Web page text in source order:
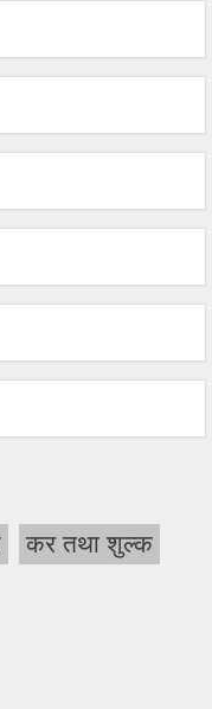
कर तथा शुल्क